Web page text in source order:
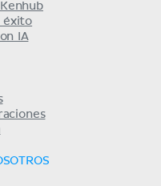
éxito
IA